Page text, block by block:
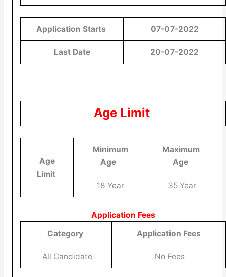
Application Starts 07-07-2022
Last Date 20-07-2022
Age Limit
Age
Limit
Minimum
Age
Maximum
Age
18 Year 35 Year
Application Fees
Category
Application Fees
All Candidate No Fees